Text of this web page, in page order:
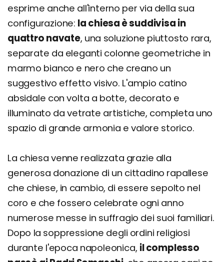
esprime anche all'interno per via della sua
configurazione: la chiesa è suddivisa in
quattro navate, una soluzione piuttosto rara,
separate da eleganti colonne geometriche in
marmo bianco e nero che creano un
suggestivo effetto visivo. L'ampio catino
absidale con volta a botte, decorato e
illuminato da vetrate artistiche, completa uno
spazio di grande armonia e valore storico.
La chiesa venne realizzata grazie alla
generosa donazione di un cittadino rapallese
che chiese, in cambio, di essere sepolto nel
coro e che fossero celebrate ogni anno
numerose messe in suffragio dei suoi familiari.
Dopo la soppressione degli ordini religiosi
durante l'epoca napoleonica, il complesso